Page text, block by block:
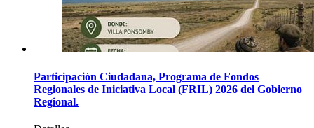
Participación Ciudadana, Programa de Fondos
Regionales de Iniciativa Local (FRIL) 2026 del Gobierno
Regional.